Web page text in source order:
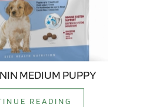
MEDIUM PUPPY
READING